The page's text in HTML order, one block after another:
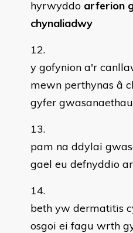
hyrwyddo arferion
chynaliadwy
y gofynion a'r
mewn perthynas â
gyfer
pam na ddylai
gael eu defnyddio
beth yw dermatitis
osgoi ei fagu wrth